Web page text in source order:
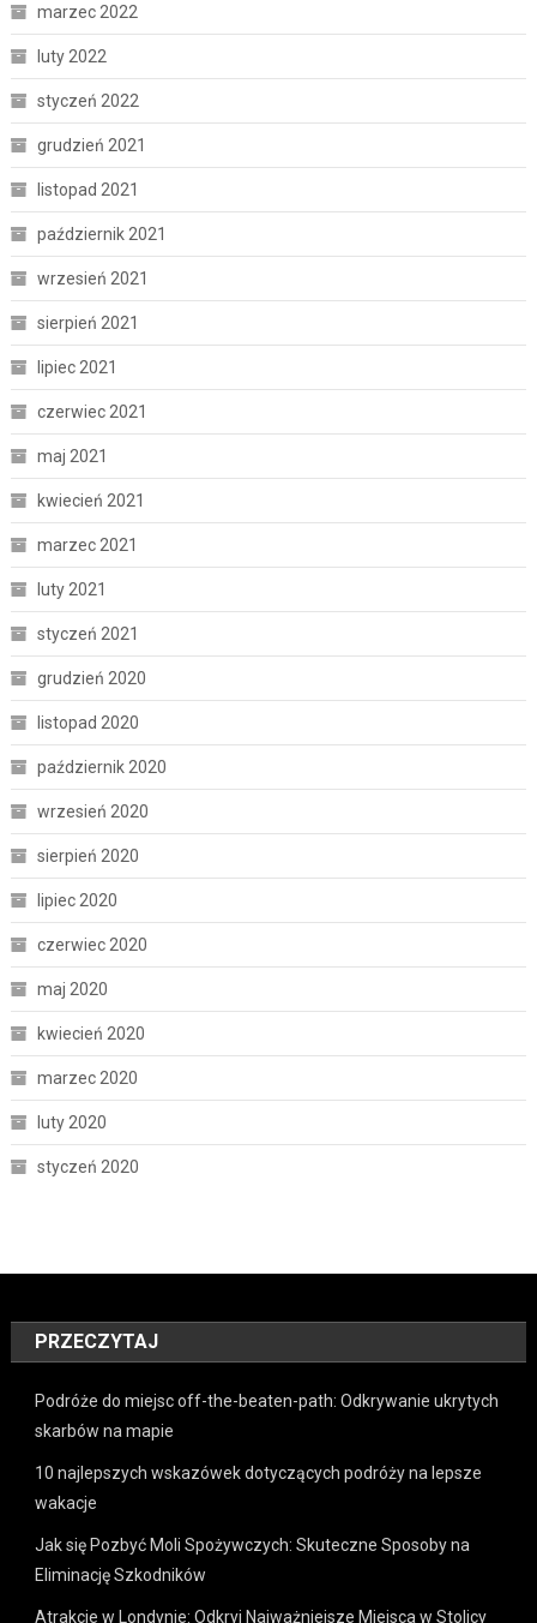
marzec 2022
luty 2022
styczeń 2022
grudzień 2021
listopad 2021
październik 2021
wrzesień 2021
sierpień 2021
lipiec 2021
czerwiec 2021
maj 2021
kwiecień 2021
marzec 2021
luty 2021
styczeń 2021
grudzień 2020
listopad 2020
październik 2020
wrzesień 2020
sierpień 2020
lipiec 2020
czerwiec 2020
maj 2020
kwiecień 2020
marzec 2020
luty 2020
styczeń 2020
PRZECZYTAJ
Podróże do miejsc off-the-beaten-path: Odkrywanie ukrytych
skarbów na mapie
10 najlepszych wskazówek dotyczących podróży na lepsze
wakacje
Jak się Pozbyć Moli Spożywczych: Skuteczne Sposoby na
Eliminację Szkodników
Atrakcje w Londynie: Odkryj Najważniejsze Miejsca w Stolicy